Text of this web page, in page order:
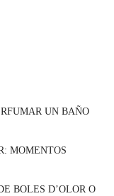
UN BAÑO
MOMENTOS
BOLES D’OLOR O